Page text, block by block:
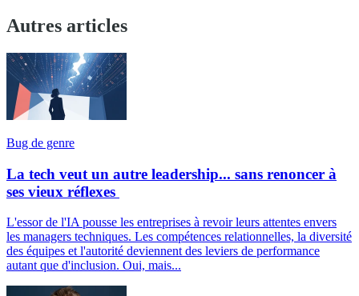
Autres articles
Bug de genre
La tech veut un autre leadership... sans renoncer à
ses vieux réflexes
L'essor de l'IA pousse les entreprises à revoir leurs attentes envers
les managers techniques. Les compétences relationnelles, la diversité
des équipes et l'autorité deviennent des leviers de performance
autant que d'inclusion. Oui, mais...